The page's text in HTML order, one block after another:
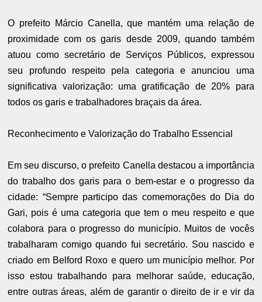
O prefeito Márcio Canella, que mantém uma relação de
proximidade com os garis desde 2009, quando também
atuou como secretário de Serviços Públicos, expressou
seu profundo respeito pela categoria e anunciou uma
significativa valorização: uma gratificação de 20% para
todos os garis e trabalhadores braçais da área.
Reconhecimento e Valorização do Trabalho Essencial
Em seu discurso, o prefeito Canella destacou a importância
do trabalho dos garis para o bem-estar e o progresso da
cidade: “Sempre participo das comemorações do Dia do
Gari, pois é uma categoria que tem o meu respeito e que
colabora para o progresso do município. Muitos de vocês
trabalharam comigo quando fui secretário. Sou nascido e
criado em Belford Roxo e quero um município melhor. Por
isso estou trabalhando para melhorar saúde, educação,
entre outras áreas, além de garantir o direito de ir e vir da